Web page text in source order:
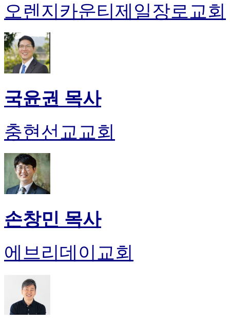
오렌지카운티제일장로교회
국윤권 목사
충현선교교회
손창민 목사
에브리데이교회